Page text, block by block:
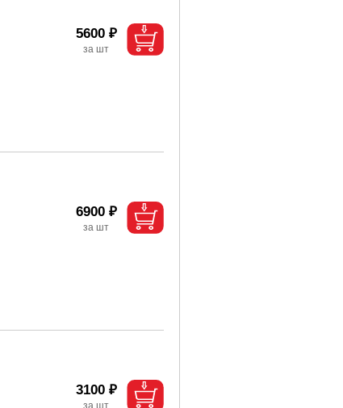
5600 ₽
6900 ₽
3100 ₽